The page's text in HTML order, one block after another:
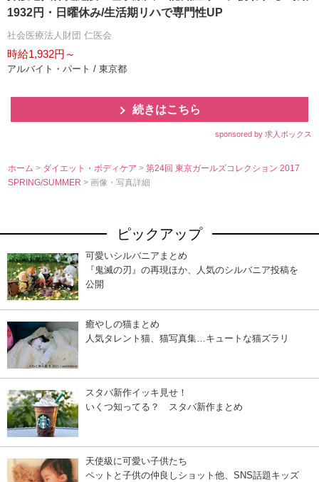
1932円・日曜休み/生活期リハで専門性UP
社会医療法人財団 仁医会
時給1,932円～
アルバイト・パート / 東京都
続きはこちら
sponsored by 求人ボックス
ホーム > ダイエット・ボディケア>第24回 東京ガールズコレクション 2017
SPRING/SUMMER> 画像・写真詳細
ピックアップ
可愛いシルバニアまとめ
『鬼滅の刃』の再現ほか、人気のシルバニア投稿を
公開
癒やしの猫まとめ
人気タレント猫、猫写真集…キュートな猫ズラリ
スタバ新作イッキ見せ！
いくつ知ってる？ スタバ新作まとめ
天使級に可愛い子供たち
ペットと子供の仲良しショット他、SNS話題キッズ